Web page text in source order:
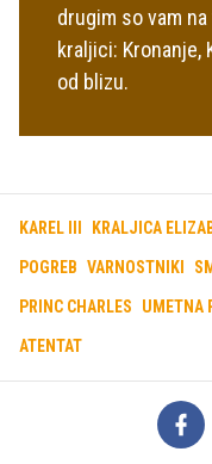
drugim so vam
kraljici: Kronanje,
od blizu.
KAREL III KRALJICA
POGREB VARNOSTNIKI
PRINC CHARLES UMETNA
ATENTAT